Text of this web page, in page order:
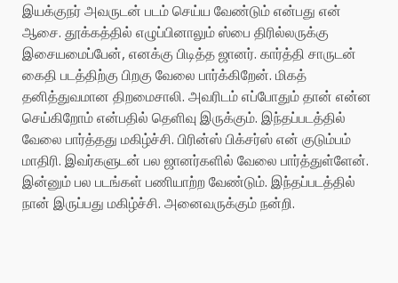
இயக்குநர் அவருடன் படம் செய்ய வேண்டும் என்பது என்
ஆசை. தூக்கத்தில் எழுப்பினாலும் ஸ்பை திரில்லருக்கு
இசையமைப்பேன், எனக்கு பிடித்த ஜானர். கார்த்தி சாருடன்
கைதி படத்திற்கு பிறகு வேலை பார்க்கிறேன். மிகத்
தனித்துவமான திறமைசாலி. அவரிடம் எப்போதும் தான் என்ன
செய்கிறோம் என்பதில் தெளிவு இருக்கும். இந்தப்படத்தில்
வேலை பார்த்தது மகிழ்ச்சி. பிரின்ஸ் பிக்சர்ஸ் என் குடும்பம்
மாதிரி. இவர்களுடன் பல ஜானர்களில் வேலை பார்த்துள்ளேன்.
இன்னும் பல படங்கள் பணியாற்ற வேண்டும். இந்தப்படத்தில்
நான் இருப்பது மகிழ்ச்சி. அனைவருக்கும் நன்றி.